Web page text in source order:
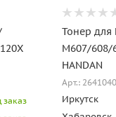
заказ
Тонер для
M607/608/
HANDAN
Арт.:
Иркутск